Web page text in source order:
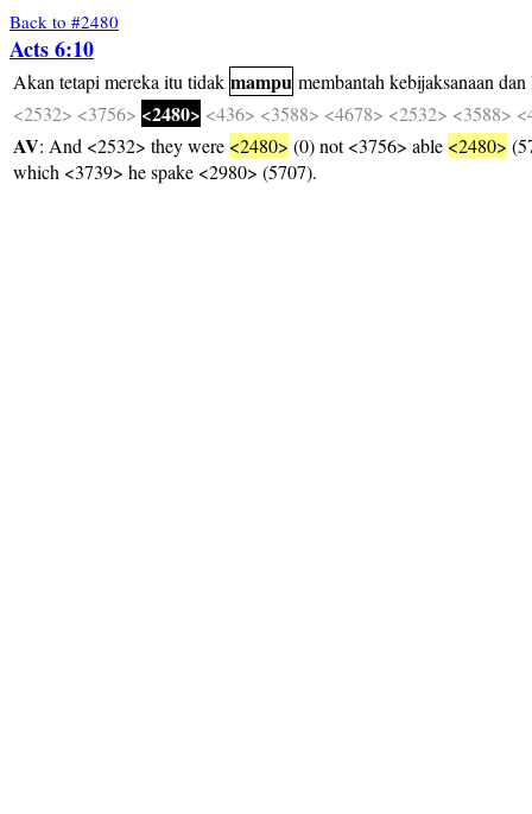
Back to #2480
Acts 6:10
Akan tetapi mereka itu tidak mampu membantah kebijaksanaan dan
<2532> <3756> <2480> <436> <3588> <4678> <2532> <3588>
AV: And <2532> they were <2480> (0) not <3756> able <2480>
which <3739> he spake <2980> (5707).